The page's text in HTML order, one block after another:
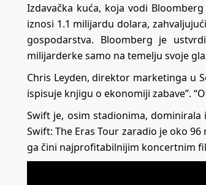
Izdavačka kuća, koja vodi
iznosi 1.1 milijardu dolara,
gospodarstva. Bloomberg je
milijarderke samo na temelju svoje
Chris Leyden, direktor marketinga u
ispisuje knjigu o ekonomiji zabave”.
Swift je, osim stadionima,
Swift: The Eras Tour zaradio je oko
ga čini najprofitabilnijim koncertnim